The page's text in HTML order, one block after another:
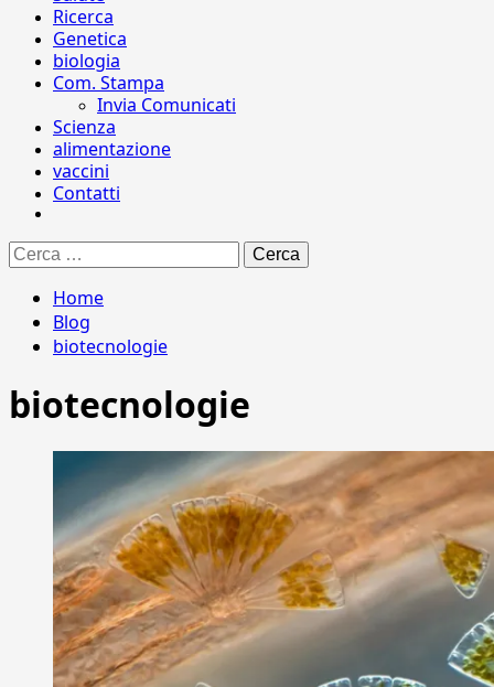
Ricerca
Genetica
biologia
Com. Stampa
Invia Comunicati
Scienza
alimentazione
vaccini
Contatti
Ricerca
per:
Home
Blog
biotecnologie
biotecnologie